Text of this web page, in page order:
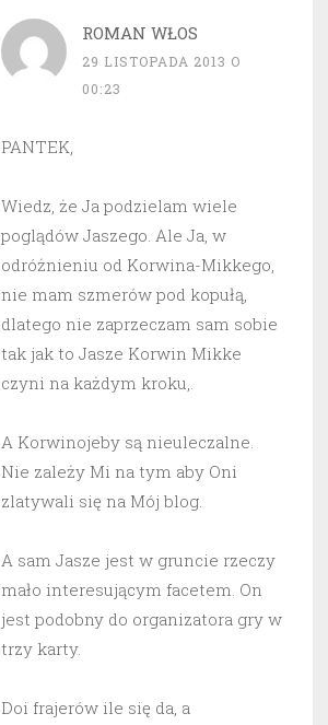
ROMAN WŁOS
29 LISTOPADA 2013 O
00:23
PANTEK,
Wiedz, że Ja podzielam wiele
poglądów Jaszego. Ale Ja, w
odróżnieniu od Korwina-Mikkego,
nie mam szmerów pod kopułą,
dlatego nie zaprzeczam sam sobie
tak jak to Jasze Korwin Mikke
czyni na każdym kroku,.
A Korwinojeby są nieuleczalne.
Nie zależy Mi na tym aby Oni
zlatywali się na Mój blog.
A sam Jasze jest w gruncie rzeczy
mało interesującym facetem. On
jest podobny do organizatora gry w
trzy karty.
Doi frajerów ile się da, a